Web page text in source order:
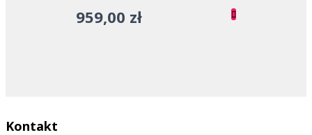
959,00 zł
Kontakt